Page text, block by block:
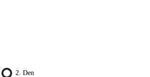
2. Den